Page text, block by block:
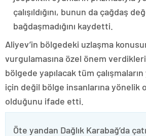
çalışıldığını, bunun da çağdaş
bağdaşmadığını kaydetti.
Aliyev’in bölgedeki uzlaşma
vurgulamasına özel önem
bölgede yapılacak tüm çalışmaların
için değil bölge insanlarına yönelik
olduğunu ifade etti.
Öte yandan Dağlık Karabağ’da